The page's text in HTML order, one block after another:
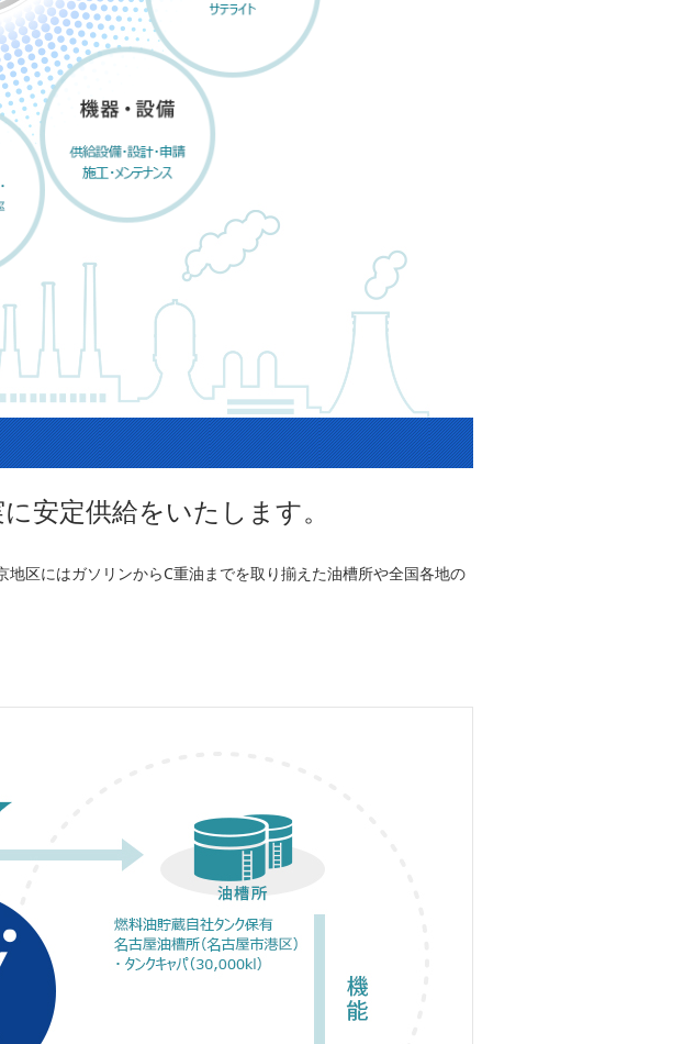
安定供給をいたします。
区にはガソリンからC重油までを取り揃えた油槽所や全国各地の